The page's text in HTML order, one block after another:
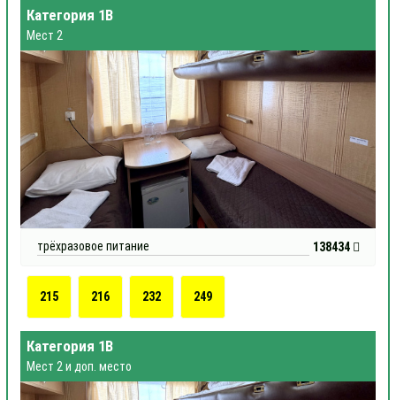
Категория 1В
Мест 2
трёхразовое питание 138434
215 216 232 249
Категория 1В
Мест 2 и доп. место